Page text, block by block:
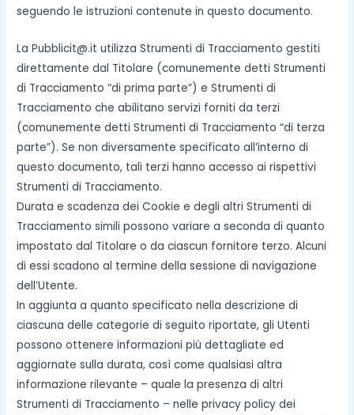
seguendo le istruzioni contenute in questo documento.
La Pubblicit@.it utilizza Strumenti di Tracciamento gestiti
direttamente dal Titolare (comunemente detti Strumenti
di Tracciamento “di prima parte”) e Strumenti di
Tracciamento che abilitano servizi forniti da terzi
(comunemente detti Strumenti di Tracciamento “di terza
parte”). Se non diversamente specificato all’interno di
questo documento, tali terzi hanno accesso ai rispettivi
Strumenti di Tracciamento.
Durata e scadenza dei Cookie e degli altri Strumenti di
Tracciamento simili possono variare a seconda di quanto
impostato dal Titolare o da ciascun fornitore terzo. Alcuni
di essi scadono al termine della sessione di navigazione
dell’Utente.
In aggiunta a quanto specificato nella descrizione di
ciascuna delle categorie di seguito riportate, gli Utenti
possono ottenere informazioni più dettagliate ed
aggiornate sulla durata, così come qualsiasi altra
informazione rilevante – quale la presenza di altri
Strumenti di Tracciamento – nelle privacy policy dei